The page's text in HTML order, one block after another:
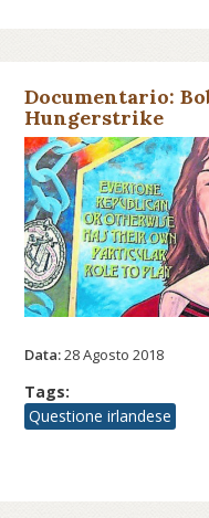
Documentario:
Hungerstrike
Data:28 Agosto 2018
Tags:
Questione irlandese